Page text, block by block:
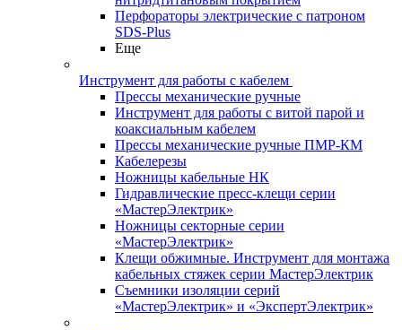
Перфораторы электрические с патроном
SDS-Plus
Еще
Инструмент для работы с кабелем
Прессы механические ручные
Инструмент для работы с витой парой и
коаксиальным кабелем
Прессы механические ручные ПМР-КМ
Кабелерезы
Ножницы кабельные НК
Гидравлические пресс-клещи серии
«МастерЭлектрик»
Ножницы секторные серии
«МастерЭлектрик»
Клещи обжимные. Инструмент для монтажа
кабельных стяжек серии МастерЭлектрик
Съемники изоляции серий
«МастерЭлектрик» и «ЭкспертЭлектрик»